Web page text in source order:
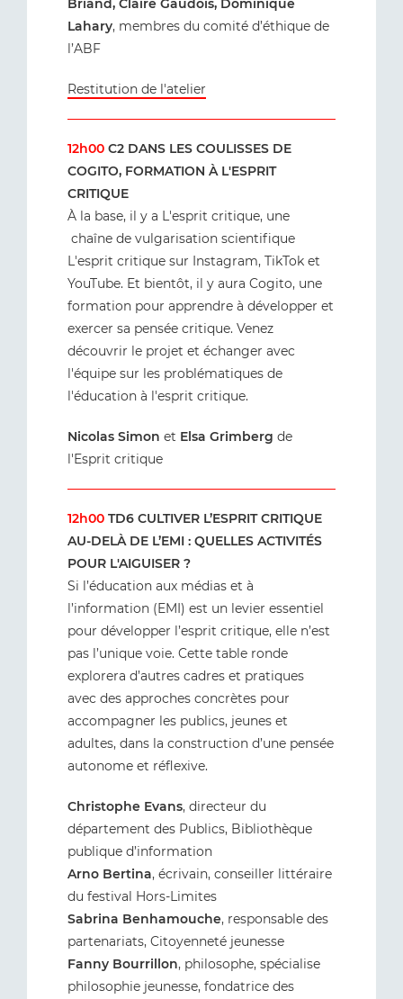
Briand, Claire Gaudois, Dominique
Lahary, membres du comité d’éthique de
l’ABF
Restitution de l'atelier
12h00 C2 DANS LES COULISSES DE
COGITO, FORMATION À L'ESPRIT
CRITIQUE
À la base, il y a L'esprit critique, une
chaîne de vulgarisation scientifique
L'esprit critique sur Instagram, TikTok et
YouTube. Et bientôt, il y aura Cogito, une
formation pour apprendre à développer et
exercer sa pensée critique. Venez
découvrir le projet et échanger avec
l'équipe sur les problématiques de
l'éducation à l'esprit critique.
Nicolas Simon et Elsa Grimberg de
l'Esprit critique
12h00 TD6 CULTIVER L’ESPRIT CRITIQUE
AU-DELÀ DE L’EMI : QUELLES ACTIVITÉS
POUR L'AIGUISER ?
Si l’éducation aux médias et à
l’information (EMI) est un levier essentiel
pour développer l’esprit critique, elle n’est
pas l’unique voie. Cette table ronde
explorera d’autres cadres et pratiques
avec des approches concrètes pour
accompagner les publics, jeunes et
adultes, dans la construction d’une pensée
autonome et réflexive.
Christophe Evans, directeur du
département des Publics, Bibliothèque
publique d’information
Arno Bertina, écrivain, conseiller littéraire
du festival Hors-Limites
Sabrina Benhamouche, responsable des
partenariats, Citoyenneté jeunesse
Fanny Bourrillon, philosophe, spécialise
philosophie jeunesse, fondatrice des